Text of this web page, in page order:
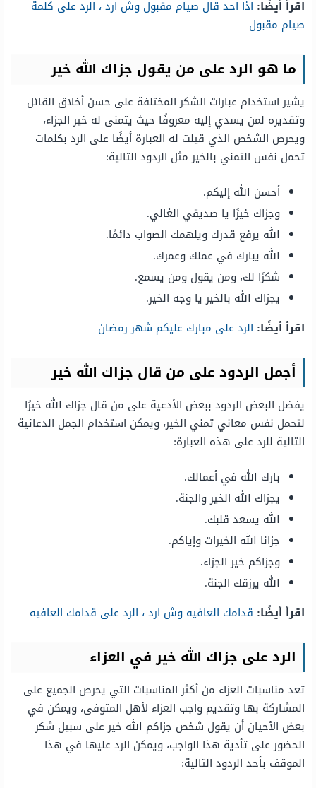
اقرأ أيضًا: اذا احد قال صيام مقبول وش ارد ، الرد على كلمة
صيام مقبول
ما هو الرد على من يقول جزاك الله خير
يشير استخدام عبارات الشكر المختلفة على حسن أخلاق القائل
وتقديره لمن يسدي إليه معروفًا حيث يتمنى له خير الجزاء،
ويحرص الشخص الذي قيلت له العبارة أيضًا على الرد بكلمات
تحمل نفس التمني بالخير مثل الردود التالية:
أحسن الله إليكم.
وجزاك خيرًا يا صديقي الغالي.
الله يرفع قدرك ويلهمك الصواب دائمًا.
الله يبارك في عملك وعمرك.
شكرًا لك، ومن يقول ومن يسمع.
يجزاك الله بالخير يا وجه الخير.
اقرأ أيضًا: الرد على مبارك عليكم شهر رمضان
أجمل الردود على من قال جزاك الله خير
يفضل البعض الردود ببعض الأدعية على من قال جزاك الله خيرًا
لتحمل نفس معاني تمني الخير، ويمكن استخدام الجمل الدعائية
التالية للرد على هذه العبارة:
بارك الله في أعمالك.
يجزاك الله الخير والجنة.
الله يسعد قلبك.
جزانا الله الخيرات وإياكم.
وجزاكم خير الجزاء.
الله يرزقك الجنة.
اقرأ أيضًا: قدامك العافيه وش ارد ، الرد على قدامك العافيه
الرد على جزاك الله خير في العزاء
تعد مناسبات العزاء من أكثر المناسبات التي يحرص الجميع على
المشاركة بها وتقديم واجب العزاء لأهل المتوفى، ويمكن في
بعض الأحيان أن يقول شخص جزاكم الله خير على سبيل شكر
الحضور على تأدية هذا الواجب، ويمكن الرد عليها في هذا
الموقف بأحد الردود التالية: